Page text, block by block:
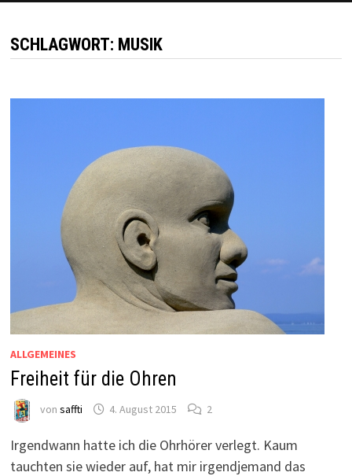
SCHLAGWORT: MUSIK
ALLGEMEINES
Freiheit für die Ohren
von saffti 4. August 2015 2
Irgendwann hatte ich die Ohrhörer verlegt. Kaum
tauchten sie wieder auf, hat mir irgendjemand das